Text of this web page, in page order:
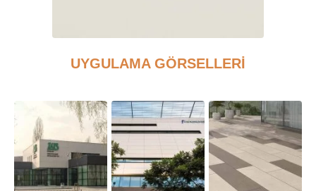
UYGULAMA GÖRSELLERİ